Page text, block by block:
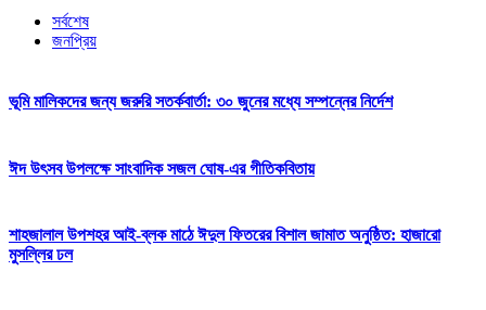
সর্বশেষ
জনপ্রিয়
ভূমি মালিকদের জন্য জরুরি সতর্কবার্তা: ৩০ জুনের মধ্যে সম্পন্নের নির্দেশ
ঈদ উৎসব উপলক্ষে সাংবাদিক সজল ঘোষ-এর গীতিকবিতায়
শাহজালাল উপশহর আই-ব্লক মাঠে ঈদুল ফিতরের বিশাল জামাত অনুষ্ঠিত: হাজারো
মুসল্লির ঢল